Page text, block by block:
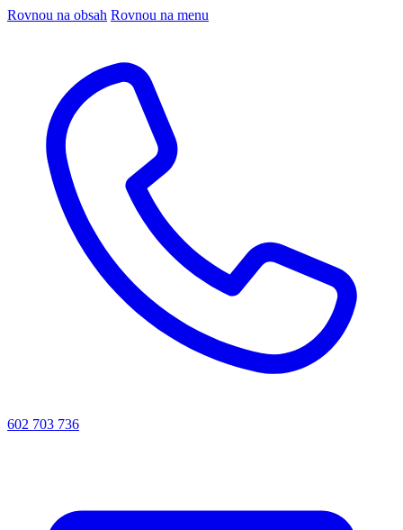
Rovnou na obsah Rovnou na menu
602 703 736